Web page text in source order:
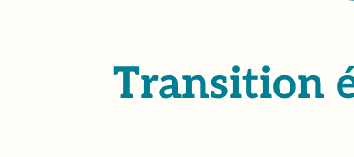
Transition